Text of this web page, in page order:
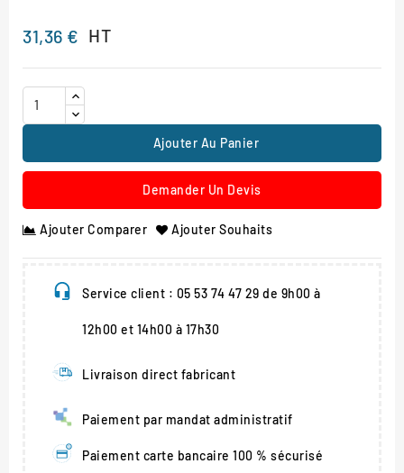
31,36 € HT
Ajouter Au Panier
Demander Un Devis
Ajouter Comparer Ajouter Souhaits
Service client : 05 53 74 47 29 de 9h00 à
12h00 et 14h00 à 17h30
Livraison direct fabricant
Paiement par mandat administratif
Paiement carte bancaire 100 % sécurisé